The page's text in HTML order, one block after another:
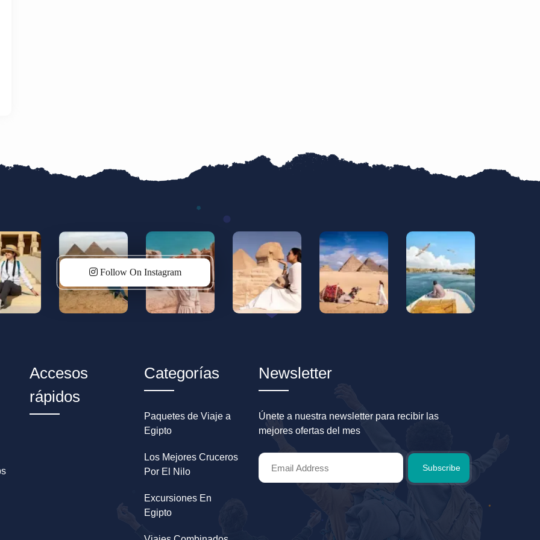
Follow On Instagram
Accesos
rápidos
Categorías
Paquetes de Viaje a
Egipto
Los Mejores Cruceros
Por El Nilo
Excursiones En
Egipto
Newsletter
Únete a nuestra newsletter para recibir las
mejores ofertas del mes
Subscribe